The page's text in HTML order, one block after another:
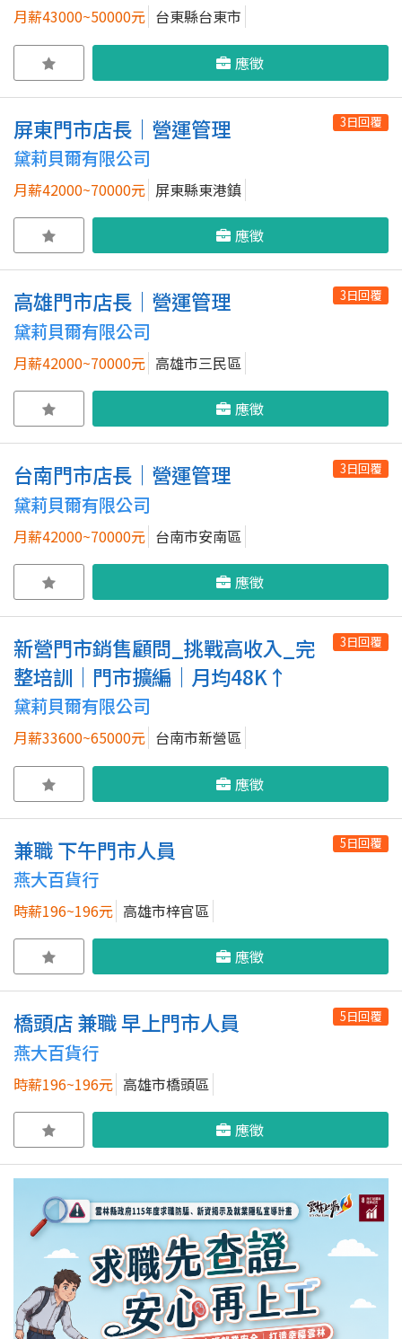
月薪43000~50000元 台東縣台東市
應徵
屏東門市店長｜營運管理 3日回覆
黛莉貝爾有限公司
月薪42000~70000元 屏東縣東港鎮
應徵
高雄門市店長｜營運管理 3日回覆
黛莉貝爾有限公司
月薪42000~70000元 高雄市三民區
應徵
台南門市店長｜營運管理 3日回覆
黛莉貝爾有限公司
月薪42000~70000元 台南市安南區
應徵
新營門市銷售顧問_挑戰高收入_完
整培訓｜門市擴編｜月均48K↑
3日回覆
黛莉貝爾有限公司
月薪33600~65000元 台南市新營區
應徵
兼職 下午門市人員 5日回覆
燕大百貨行
時薪196~196元 高雄市梓官區
應徵
橋頭店 兼職 早上門市人員 5日回覆
燕大百貨行
時薪196~196元 高雄市橋頭區
應徵